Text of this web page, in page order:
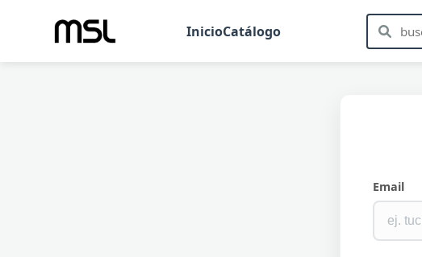
InicioCatálogo
Email